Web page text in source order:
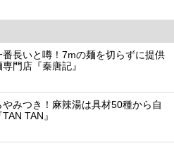
長いと噂！7mの麺を切らずに提供
門店『秦唐記』
みつき！麻辣湯は具材50種から自
TAN』